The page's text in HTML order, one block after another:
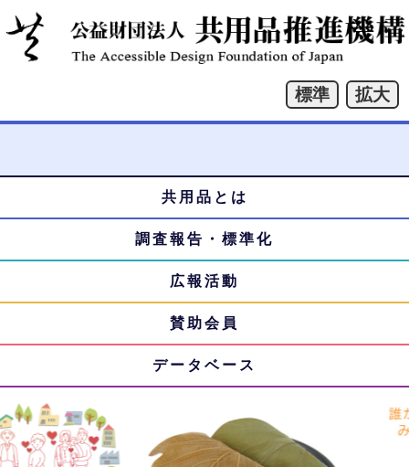
ャ
メ
ニ
ュ
ー
共用品とは
調査報告・標準化
広報活動
賛助会員
データベース